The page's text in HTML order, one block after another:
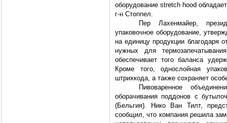
оборудование stretch hood
г-н Стоппел.
Пер Лахенмайер,
упаковочное оборудование,
на единицу продукции благодаря
нужных для
обеспечивает того баланса
Кроме того, однослойная
штрихкода, а также сохраняет
Пивоваренное
оборачивания поддонов с
(Бельгия). Нико Ван Тилт,
сообщил, что компания решила